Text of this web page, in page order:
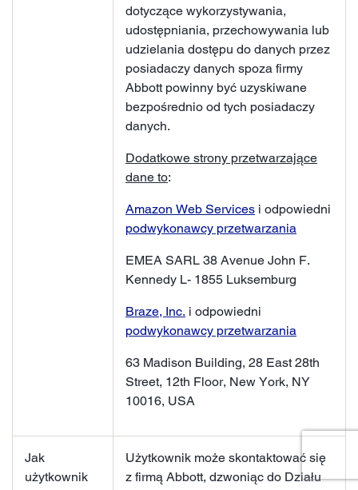
dotyczące wykorzystywania,
udostępniania, przechowywania lub
udzielania dostępu do danych przez
posiadaczy danych spoza firmy
Abbott powinny być uzyskiwane
bezpośrednio od tych posiadaczy
danych.
Dodatkowe strony przetwarzające
dane to:
Amazon Web Services i odpowiedni
podwykonawcy przetwarzania
EMEA SARL 38 Avenue John F.
Kennedy L- 1855 Luksemburg
Braze, Inc. i odpowiedni
podwykonawcy przetwarzania
63 Madison Building, 28 East 28th
Street, 12th Floor, New York, NY
10016, USA
Jak
użytkownik
Użytkownik może skontaktować się
z firmą Abbott, dzwoniąc do Działu